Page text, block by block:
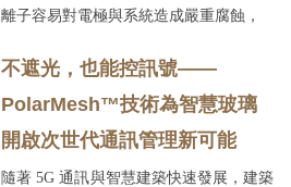
離子容易對電極與系統造成嚴重腐蝕，
國立成功大學材料科學及工程學系講座
教...
2026-04-22
不遮光，也能控訊號——
PolarMesh™技術為智慧玻璃
開啟次世代通訊管理新可能
隨著 5G 通訊與智慧建築快速發展，建築